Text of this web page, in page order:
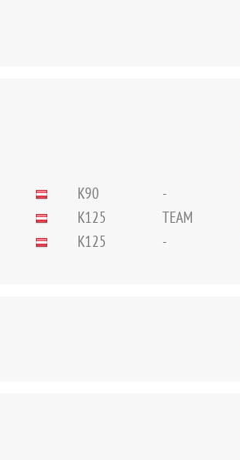
K90 -
K125 TEAM
K125 -